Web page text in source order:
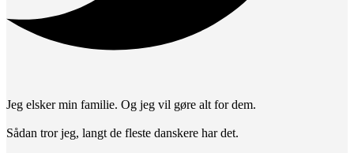
Jeg elsker min familie. Og jeg vil gøre alt for dem.
Sådan tror jeg, langt de fleste danskere har det.